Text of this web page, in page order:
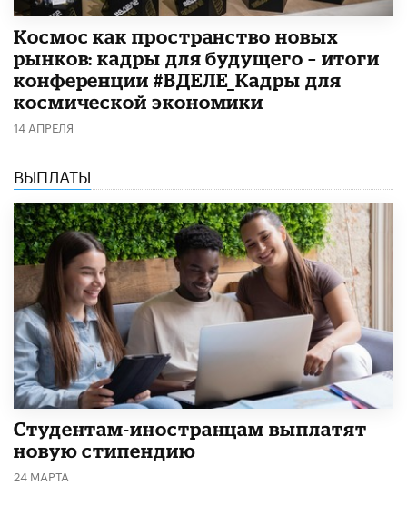
Космос как пространство новых
рынков: кадры для будущего – итоги
конференции #ВДЕЛЕ_Кадры для
космической экономики
14 АПРЕЛЯ
ВЫПЛАТЫ
Студентам-иностранцам выплатят
новую стипендию
24 МАРТА